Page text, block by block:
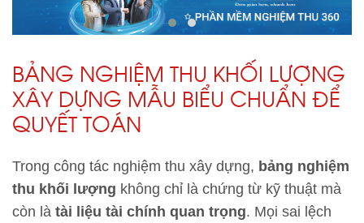
BẢNG NGHIỆM THU KHỐI LƯỢNG
XÂY DỰNG MẪU BIỂU CHUẨN ĐỂ
QUYẾT TOÁN
Trong công tác nghiệm thu xây dựng, bảng nghiệm
thu khối lượng không chỉ là chứng từ kỹ thuật mà
còn là tài liệu tài chính quan trọng. Mọi sai lệch